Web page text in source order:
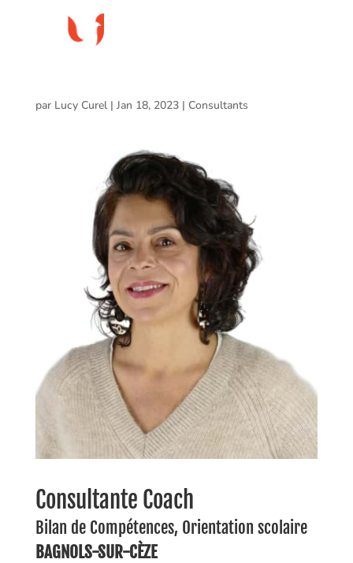
par Lucy Curel| Jan 18, 2023| Consultants
Consultante Coach
Bilan de Compétences, Orientation scolaire
BAGNOLS-SUR-CÈZE